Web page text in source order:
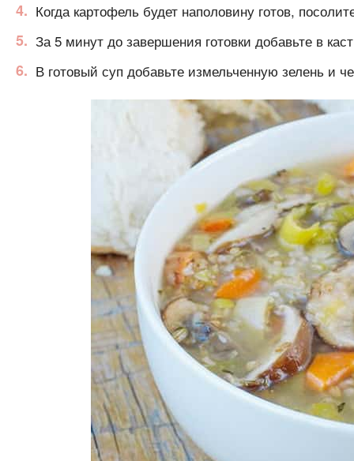
Когда картофель будет наполовину готов,
За 5 минут до завершения готовки добавьте в
В готовый суп добавьте измельченную зелень и